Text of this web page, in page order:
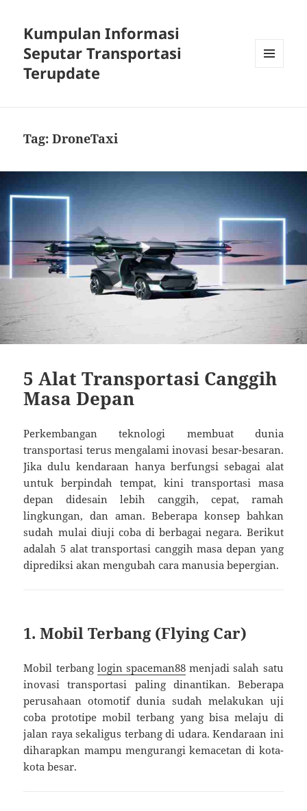
Kumpulan Informasi
Seputar Transportasi
Terupdate
Tag:DroneTaxi
5 Alat Transportasi Canggih
Masa Depan
Perkembangan teknologi membuat dunia
transportasi terus mengalami inovasi besar-besaran.
Jika dulu kendaraan hanya berfungsi sebagai alat
untuk berpindah tempat, kini transportasi masa
depan didesain lebih canggih, cepat, ramah
lingkungan, dan aman. Beberapa konsep bahkan
sudah mulai diuji coba di berbagai negara. Berikut
adalah 5 alat transportasi canggih masa depan yang
diprediksi akan mengubah cara manusia bepergian.
1. Mobil Terbang (Flying Car)
Mobil terbang login spaceman88 menjadi salah satu
inovasi transportasi paling dinantikan. Beberapa
perusahaan otomotif dunia sudah melakukan uji
coba prototipe mobil terbang yang bisa melaju di
jalan raya sekaligus terbang di udara. Kendaraan ini
diharapkan mampu mengurangi kemacetan di kota-
kota besar.